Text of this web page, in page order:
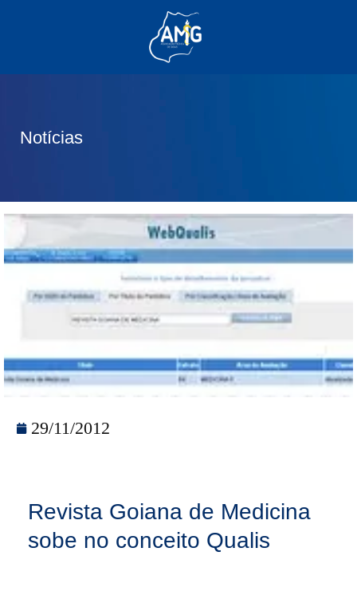
Notícias
29/11/2012
Revista Goiana de Medicina
sobe no conceito Qualis